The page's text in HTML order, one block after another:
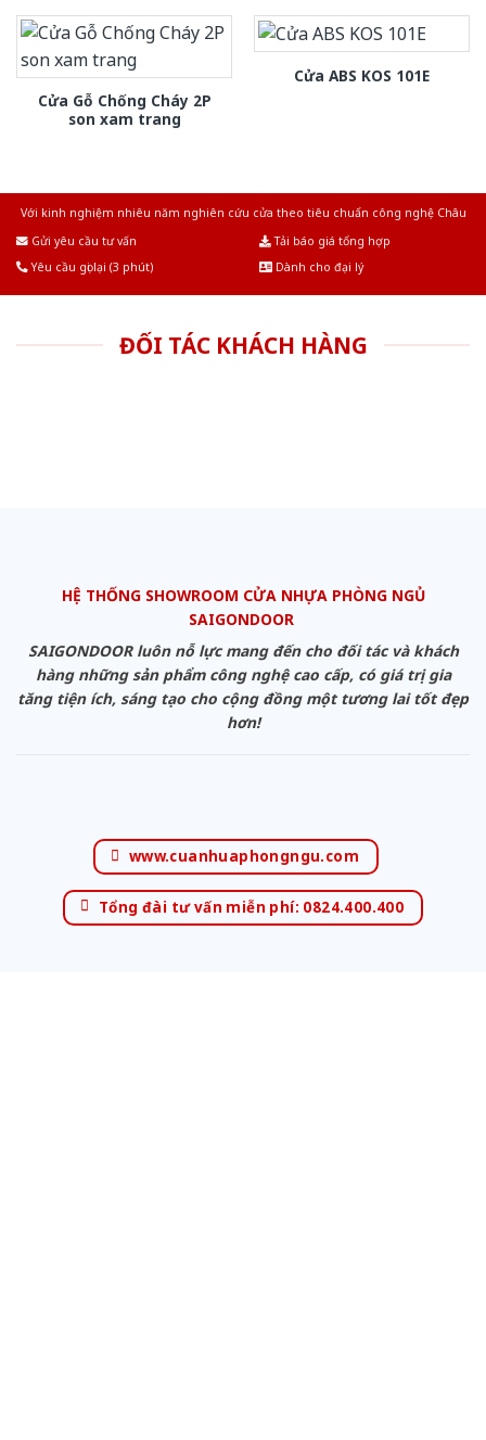
Cửa Gỗ Chống Cháy 2P
son xam trang
Cửa ABS KOS 101E
Với kinh nghiệm nhiêu năm nghiên cứu cửa theo tiêu chuẩn công nghệ Châu
Gửi yêu cầu tư vấn
Tải báo giá tổng hợp
Yêu cầu gọi lại (3 phút)
Dành cho đại lý
ĐỐI TÁC KHÁCH HÀNG
HỆ THỐNG SHOWROOM CỬA NHỰA PHÒNG NGỦ
SAIGONDOOR
SAIGONDOOR luôn nỗ lực mang đến cho đối tác và khách
hàng những sản phẩm công nghệ cao cấp, có giá trị gia
tăng tiện ích, sáng tạo cho cộng đồng một tương lai tốt đẹp
hơn!
www.cuanhuaphongngu.com
Tổng đài tư vấn miễn phí: 0824.400.400